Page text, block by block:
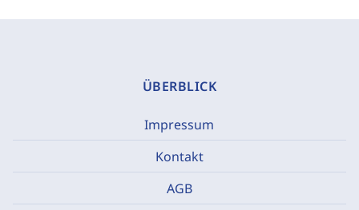
ÜBERBLICK
Impressum
Kontakt
AGB